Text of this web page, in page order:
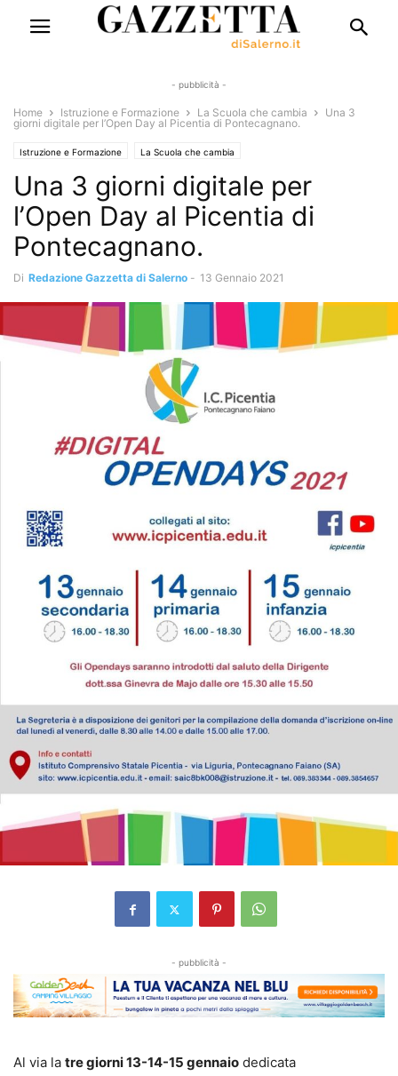
- pubblicità -
Home Istruzione e Formazione La Scuola che cambia
Una 3
giorni digitale per l’Open Day al Picentia di Pontecagnano.
Istruzione e Formazione La Scuola che cambia
Una 3 giorni digitale per
l’Open Day al Picentia di
Pontecagnano.
Di Redazione Gazzetta di Salerno - 13 Gennaio 2021
- pubblicità -
Al via la tre giorni 13-14-15 gennaio dedicata